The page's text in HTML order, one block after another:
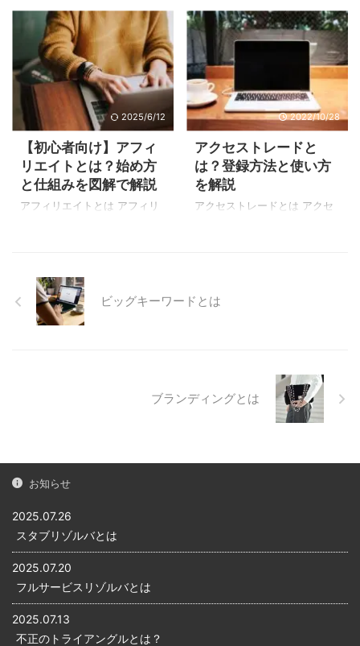
Googleアドセンスのイメージ
例です。 サイト運営者はウェ
ブサイトやブログに記事を書
いて、Goo ...
いキーワードです。 例えば
「妊娠」というビッグキーワ
ストのことで、動画広告の広
告視聴単価で使用される指標
です。 リスティング広告やデ
ィスプレイ広告では、クリッ
ク数に応じて課金が発生する
「CPC課金」やWeb広告の表
示回数（インプレッション）
に応じて課金が発生する
「CPM課金」が使用されてい
ましたが、動画広告の場合
は"視聴"させることが重要のた
め、CPVの課金形態が広く利
ブやブックマークなどに表示
される、Webサイト名の横に
並ぶ小さなアイコン画像のこ
とです。（Webサイトのシン
ボルマークのようなもの）
favorite（お気に入り）に登録
したWebサイトのiconという意
味で、Favorite icon（お気に
入りのアイコン）を省略して
「favicon」と呼ばれていま
す。 ファビコンの歴史 ファビ
コンは、Internet Explorer 5に
2025/6/12
【初心者向け】アフィ
リエイトとは？始め方
と仕組みを図解で解説
アフィリエイトとは アフィリ
法のひとつです。 YouTubeで
稼ぐ人のことを「ユーチュー
バー」と呼ぶのと同じで、ア
の商品やサービスを「アフィ
「アフィリエイター」に成果
報酬が入るという仕組みで
す。 アフィリエイトは無料で
2022/10/28
アクセストレードと
は？登録方法と使い方
を解説
アクセストレードとは アクセ
は、大きなカテゴリーに分け
れています。 その中でも求人
や金融系の高単価商品が多
く、また、オンラインゲーム
などのサービスも充実してい
ビッグキーワードとは
ブランディングとは
お知らせ
2025.07.26
スタブリゾルバとは
2025.07.20
フルサービスリゾルバとは
2025.07.13
不正のトライアングルとは？